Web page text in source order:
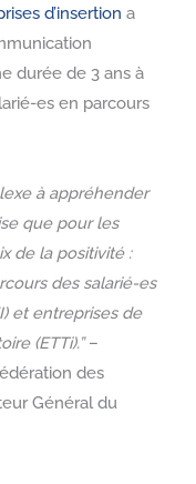
d’insertion a
durée de 3 ans à
es en parcours
à appréhender
que pour les
de la positivité :
des salarié-es
et entreprises de
(ETTi).”–
des
Général du